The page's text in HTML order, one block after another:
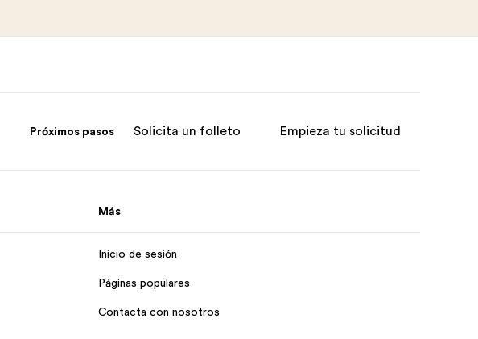
Próximos pasos Solicita un folleto Empieza tu solicitud
Más
Inicio de sesión
Páginas populares
Contacta con nosotros